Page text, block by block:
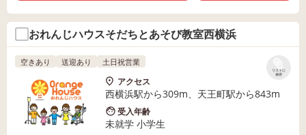
おれんじハウスそだちとあそび教室西横浜
リストに
保存
空きあり 送迎あり 土日祝営業
アクセス
西横浜駅から309m、天王町駅から843m
受入年齢
未就学 小学生